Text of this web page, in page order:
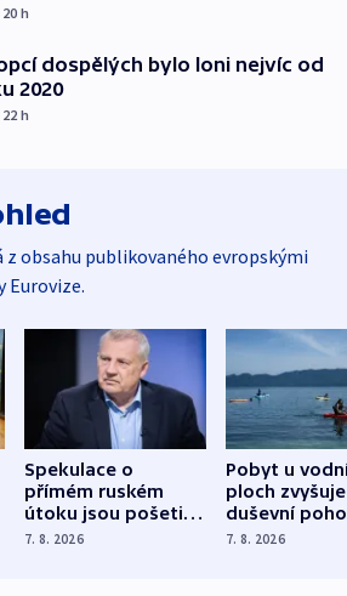
h
dospělých bylo loni nejvíc od
2020
h
z obsahu publikovaného evropskými
Eurovize.
Spekulace o
přímém ruském
útoku jsou pošetilé,
míní estonský
7. 8. 2026
Pobyt u
ploch zvyšuje
duševní
ukázala
7. 8. 2026